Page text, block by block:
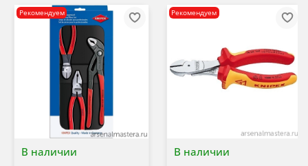
В наличии
Рекомендуем
В наличии
Рекомендуем